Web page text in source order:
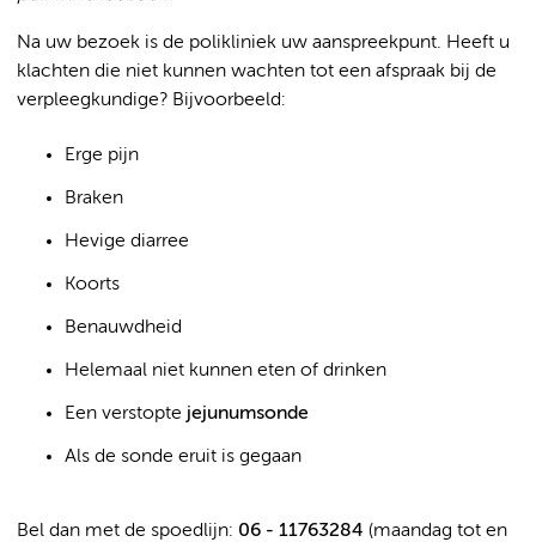
Na uw bezoek is de polikliniek uw aanspreekpunt. Heeft u
klachten die niet kunnen wachten tot een afspraak bij de
verpleegkundige? Bijvoorbeeld:
Erge pijn
Braken
Hevige diarree
Koorts
Benauwdheid
Helemaal niet kunnen eten of drinken
Een verstopte jejunumsonde
Als de sonde eruit is gegaan
Bel dan met de spoedlijn: 06 - 11763284 (maandag tot en